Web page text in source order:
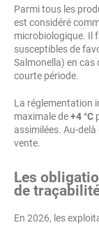
Parmi tous les
est considéré
microbiologique. Il
susceptibles de
Salmonella) en cas
courte période.
La réglementation
maximale de+4 °C
assimilées. Au-
vente.
Les
de
En 2026, les